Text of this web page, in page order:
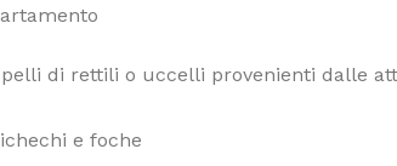
di rettili o uccelli provenienti dalle
e foche